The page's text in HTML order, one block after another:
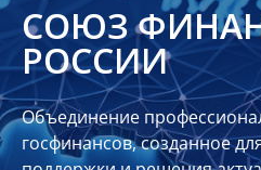
О
СФР
Совет
Союза
Участники
СОЮЗ
РОССИИ
Объединение
госфинансов, созданное